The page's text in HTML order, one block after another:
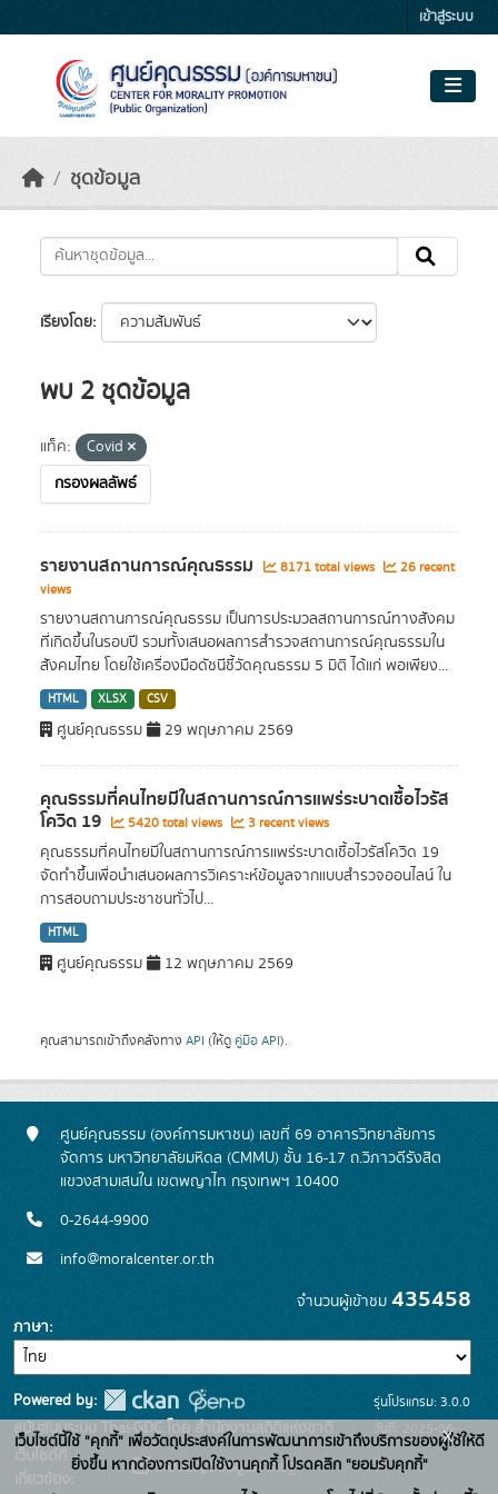
เข้าสู่ระบบ
ชุดข้อมูล
เรียงโดย
พบ 2 ชุดข้อมูล
แท็ค:
Covid
กรองผลลัพธ์
รายงานสถานการณ์คุณธรรม 8171 total views
26 recent
views
รายงานสถานการณ์คุณธรรม เป็นการประมวลสถานการณ์ทางสังคม
ที่เกิดขึ้นในรอบปี รวมทั้งเสนอผลการสำรวจสถานการณ์คุณธรรมใน
สังคมไทย โดยใช้เครื่องมือดัชนีชี้วัดคุณธรรม 5 มิติ ได้แก่ พอเพียง...
HTML XLSX CSV
ศูนย์คุณธรรม 29 พฤษภาคม 2569
คุณธรรมที่คนไทยมีในสถานการณ์การแพร่ระบาดเชื้อไวรัส
โควิด 19 5420 total views 3 recent views
คุณธรรมที่คนไทยมีในสถานการณ์การแพร่ระบาดเชื้อไวรัสโควิด 19
จัดทำขึ้นเพื่อนำเสนอผลการวิเคราะห์ข้อมูลจากแบบสำรวจออนไลน์ ใน
การสอบถามประชาชนทั่วไป...
HTML
ศูนย์คุณธรรม 12 พฤษภาคม 2569
คุณสามารถเข้าถึงคลังทาง API (ให้ดู คู่มือ API).
ศูนย์คุณธรรม (องค์การมหาชน) เลขที่ 69 อาคารวิทยาลัยการ
จัดการ มหาวิทยาลัยมหิดล (CMMU) ชั้น 16-17 ถ.วิภาวดีรังสิต
แขวงสามเสนใน เขตพญาไท กรุงเทพฯ 10400
0-2644-9900
info@moralcenter.or.th
จำนวนผู้เข้าชม 435458
ภาษา
Powered by:
สนับสนุนระบบ Thai-GDC โดย สำนักงานสถิติแห่งชาติ
เว็บไซต์ที่
เกี่ยวข้อง:
ระบบบัญชีข้อมูลภาครัฐ
รุ่นโปรแกรม: 3.0.0
วันที่: 2025-06-
26
เว็บไซต์นี้ใช้ "คุกกี้" เพื่อวัตถุประสงค์ในการพัฒนาการเข้าถึงบริการของผู้ใช้ให้ดี
ยิ่งขึ้น หากต้องการเปิดใช้งานคุกกี้ โปรดคลิก "ยอมรับคุกกี้"
x